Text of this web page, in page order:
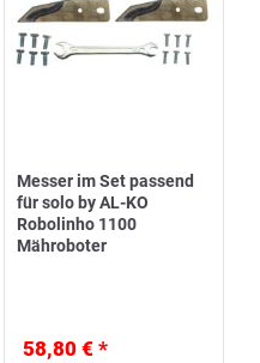
Messer im Set passend
für solo by AL-KO
Robolinho 1100
Mähroboter
58,80 € *